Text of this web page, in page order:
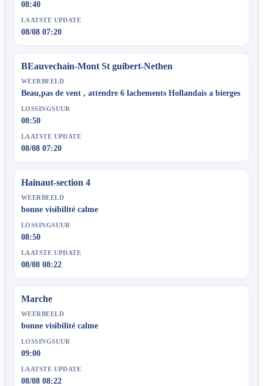
08:40
LAATSTE UPDATE
08/08 07:20
BEauvechain-Mont St guibert-Nethen
WEERBEELD
Beau,pas de vent , attendre 6 lachements Hollandais a bierges
LOSSINGSUUR
08:50
LAATSTE UPDATE
08/08 07:20
Hainaut-section 4
WEERBEELD
bonne visibilité calme
LOSSINGSUUR
08:50
LAATSTE UPDATE
08/08 08:22
Marche
WEERBEELD
bonne visibilité calme
LOSSINGSUUR
09:00
LAATSTE UPDATE
08/08 08:22